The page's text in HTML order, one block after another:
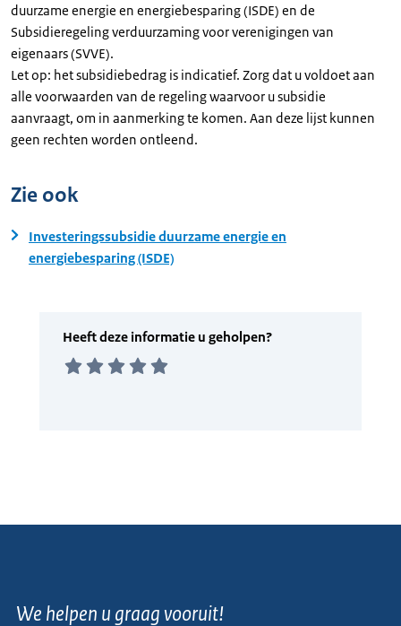
duurzame energie en energiebesparing (ISDE) en de
Subsidieregeling verduurzaming voor verenigingen van
eigenaars (SVVE).
Let op: het subsidiebedrag is indicatief. Zorg dat u voldoet aan
alle voorwaarden van de regeling waarvoor u subsidie
aanvraagt, om in aanmerking te komen. Aan deze lijst kunnen
geen rechten worden ontleend.
Zie ook
Investeringssubsidie duurzame energie en
energiebesparing (ISDE)
We helpen u graag vooruit!